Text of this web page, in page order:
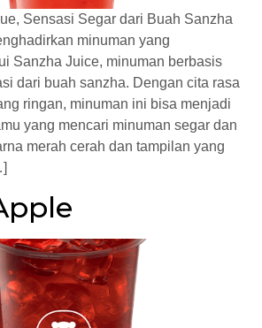
Sensasi Segar dari Buah Sanzha
minuman yang
Sanzha Juice, minuman berbasis
dari buah sanzha. Dengan cita rasa
ringan, minuman ini bisa menjadi
yang mencari minuman segar dan
merah cerah dan tampilan yang